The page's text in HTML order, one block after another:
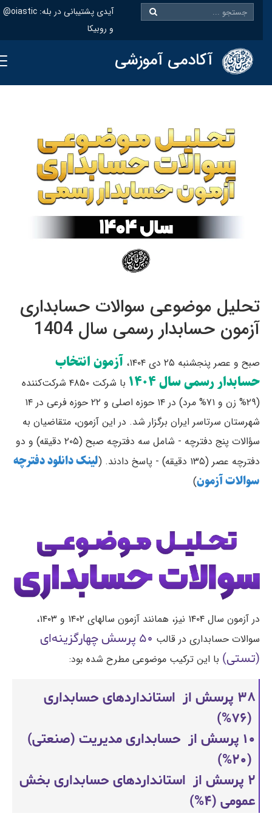
@oiastic :آیدی پشتیبانی در بله
و روبیکا
آکادمی آموزشی
تحلیل موضوعی سوالات حسابداری
آزمون حسابدار رسمی سال 1404
صبح و عصر پنجشنبه ۲۵ دی ۱۴۰۴،
آزمون انتخاب
حسابدار رسمی سال ۱۴۰۴
با شرکت ۴۸۵۰ شرکت‌کننده
(۲۹% زن و ۷۱% مرد) در ۱۴ حوزه اصلی و ۲۲ حوزه فرعی در ۱۴
شهرستان سرتاسر ایران برگزار شد. در این آزمون، متقاضیان به
سؤالات پنج دفترچه - شامل سه دفترچه صبح (۲۰۵ دقیقه) و دو
دفترچه عصر (۱۳۵ دقیقه) - پاسخ دادند. (
لینک دانلود دفترچه
سوالات آزمون)
در آزمون سال ۱۴۰۴ نیز، همانند آزمون سالهای ۱۴۰۲ و ۱۴۰۳،
سوالات حسابداری در قالب
۵۰ پرسش چهارگزینه‌ای
(تستی)با این ترکیب موضوعی مطرح شده بود:
۳۸ پرسش از استانداردهای حسابداری
۱۰ پرسش از حسابداری مدیریت (صنعتی)
۲ پرسش از استانداردهای حسابداری بخش
عمومی (۴%)